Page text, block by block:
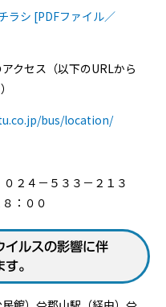
ラシ [PDFファイル／
クセス（以下のURLから
bus/location/
４－５３３－２１３
：００
ルスの影響に伴
。